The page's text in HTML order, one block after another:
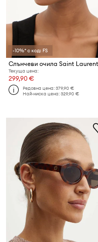
-10%* с код: FS
Слънчеви очила Saint Laurent
Текуща цена:
299,90 €
Редовна цена:379,90 €
Най-ниска цена:329,90 €